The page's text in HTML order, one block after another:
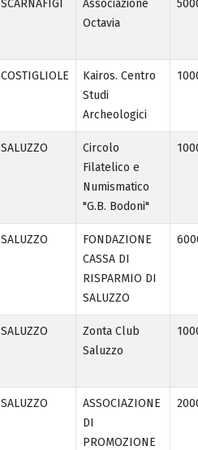
SCARNAFIGI
Associazione
Octavia
COSTIGLIOLE
Kairos. Centro
Studi
Archeologici
SALUZZO
Circolo
Filatelico e
Numismatico
"G.B. Bodoni"
SALUZZO
FONDAZIONE
CASSA DI
RISPARMIO DI
SALUZZO
SALUZZO
Zonta Club
Saluzzo
SALUZZO
ASSOCIAZIONE
DI
PROMOZIONE